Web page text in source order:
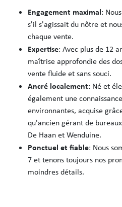
Engagement maximal:
s'il s'agissait du nôtre et
chaque vente.
Expertise: Avec plus de 12
maîtrise approfondie des
vente fluide et sans souci.
Ancré localement: Né et
également une
environnantes, acquise
qu'ancien gérant de
De Haan et Wenduine.
Ponctuel et fiable: Nous
7 et tenons toujours nos
moindres détails.